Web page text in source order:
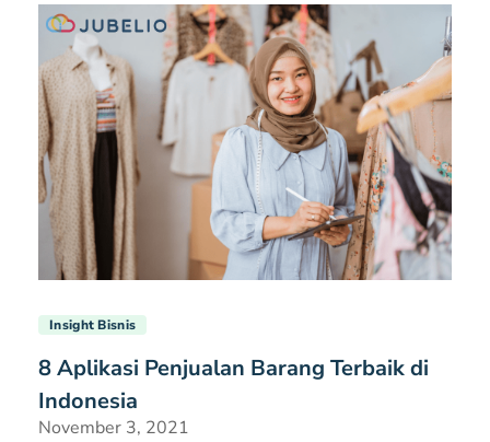
Insight Bisnis
8 Aplikasi Penjualan Barang Terbaik di
Indonesia
November 3, 2021